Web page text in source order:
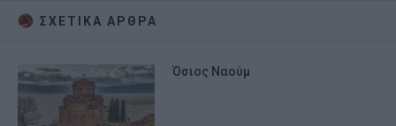
ΣΧΕΤΙΚA AΡΘΡΑ
Όσιος Ναούμ